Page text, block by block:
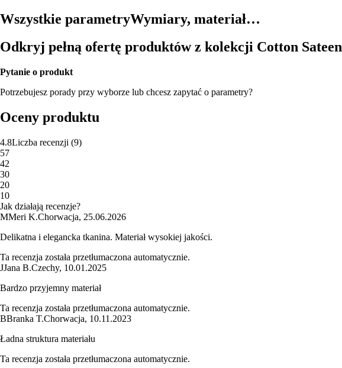
Wszystkie parametryWymiary, materiał…
Odkryj pełną ofertę produktów z kolekcji Cotton Sateen
Pytanie o produkt
Potrzebujesz porady przy wyborze lub chcesz zapytać o parametry?
Oceny produktu
4.8Liczba recenzji (9)
57
42
30
20
10
Jak działają recenzje?
MMeri K.Chorwacja, 25.06.2026
Delikatna i elegancka tkanina. Materiał wysokiej jakości.
Ta recenzja została przetłumaczona automatycznie.
JJana B.Czechy, 10.01.2025
Bardzo przyjemny materiał
Ta recenzja została przetłumaczona automatycznie.
BBranka T.Chorwacja, 10.11.2023
Ładna struktura materiału
Ta recenzja została przetłumaczona automatycznie.